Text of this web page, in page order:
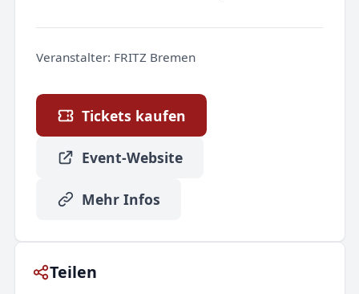
Veranstalter: FRITZ Bremen
Tickets kaufen
Event-Website
Mehr Infos
Teilen